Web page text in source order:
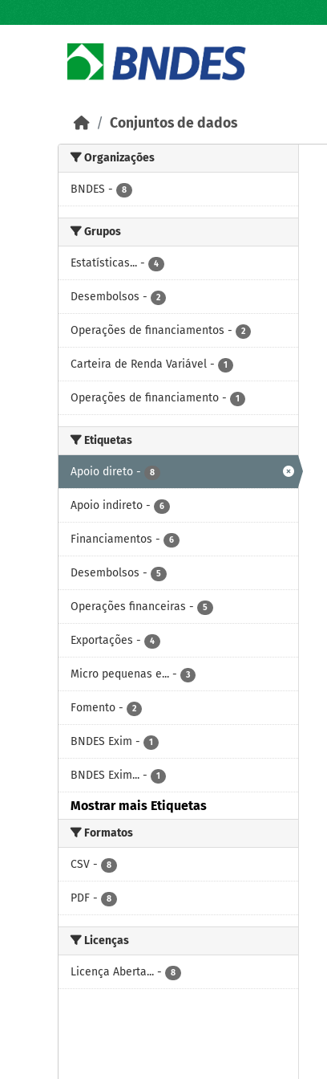
Conjuntos de dados
Organizações
BNDES - 8
Grupos
Estatísticas... - 4
Desembolsos - 2
Operações de financiamentos - 2
Carteira de Renda Variável - 1
Operações de financiamento - 1
Etiquetas
Apoio direto - 8
Apoio indireto - 6
Financiamentos - 6
Desembolsos - 5
Operações financeiras - 5
Exportações - 4
Micro pequenas e... - 3
Fomento - 2
BNDES Exim - 1
BNDES Exim... - 1
Mostrar mais Etiquetas
Formatos
CSV - 8
PDF - 8
Licenças
Licença Aberta... - 8